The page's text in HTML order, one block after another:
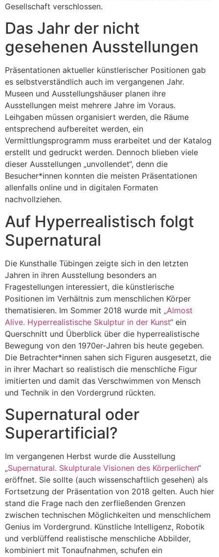
Gesellschaft verschlossen.
Das Jahr der nicht
gesehenen Ausstellungen
Präsentationen aktueller künstlerischer Positionen gab
es selbstverständlich auch im vergangenen Jahr.
Museen und Ausstellungshäuser planen ihre
Ausstellungen meist mehrere Jahre im Voraus.
Leihgaben müssen organisiert werden, die Räume
entsprechend aufbereitet werden, ein
Vermittlungsprogramm muss erarbeitet und der Katalog
erstellt und gedruckt werden. Dennoch blieben viele
dieser Ausstellungen „unvollendet“, denn die
Besucher*innen konnten die meisten Präsentationen
allenfalls online und in digitalen Formaten
nachvollziehen.
Auf Hyperrealistisch folgt
Supernatural
Die Kunsthalle Tübingen zeigte sich in den letzten
Jahren in ihren Ausstellung besonders an
Fragestellungen interessiert, die künstlerische
Positionen im Verhältnis zum menschlichen Körper
thematisieren. Im Sommer 2018 wurde mit „Almost
Alive. Hyperrealistische Skulptur in der Kunst“ ein
Querschnitt und Überblick über die hyperrealistische
Bewegung von den 1970er-Jahren bis heute gegeben.
Die Betrachter*innen sahen sich Figuren ausgesetzt, die
in ihrer Machart so realistisch die menschliche Figur
imitierten und damit das Verschwimmen von Mensch
und Technik in den Vordergrund rückten.
Supernatural oder
Superartificial?
Im vergangenen Herbst wurde die Ausstellung
„Supernatural. Skulpturale Visionen des Körperlichen“
eröffnet. Sie sollte (auch wissenschaftlich gesehen) als
Fortsetzung der Präsentation von 2018 gelten. Auch hier
stand die Frage nach den zerfließenden Grenzen
zwischen technischen Möglichkeiten und menschlichem
Genius im Vordergrund. Künstliche Intelligenz, Robotik
und verblüffend realistische menschliche Abbilder,
kombiniert mit Tonaufnahmen, schufen ein